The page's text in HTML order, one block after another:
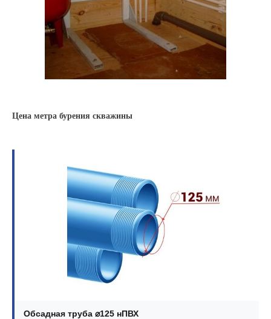
Цена метра бурения скважины
Обсадная труба ⌀125 нПВХ